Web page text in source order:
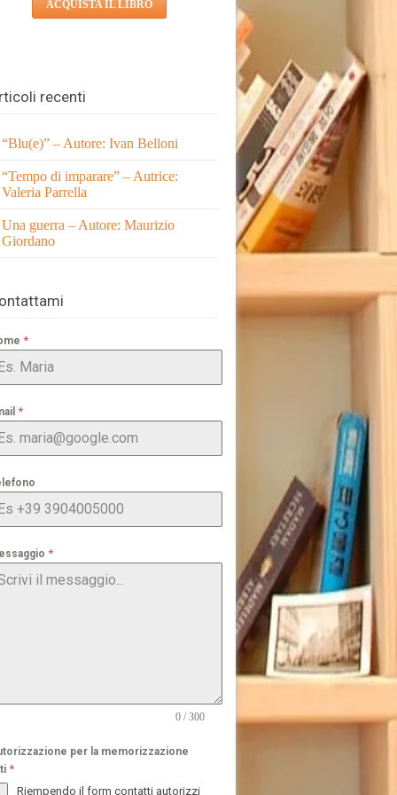
ACQUISTA IL LIBRO
recenti
“Blu(e)” – Autore: Ivan Belloni
“Tempo di imparare” – Autrice:
Valeria Parrella
Una guerra – Autore: Maurizio
Giordano
*
*
*
0 / 300
per la memorizzazione
*
Riempendo il form contatti autorizzi